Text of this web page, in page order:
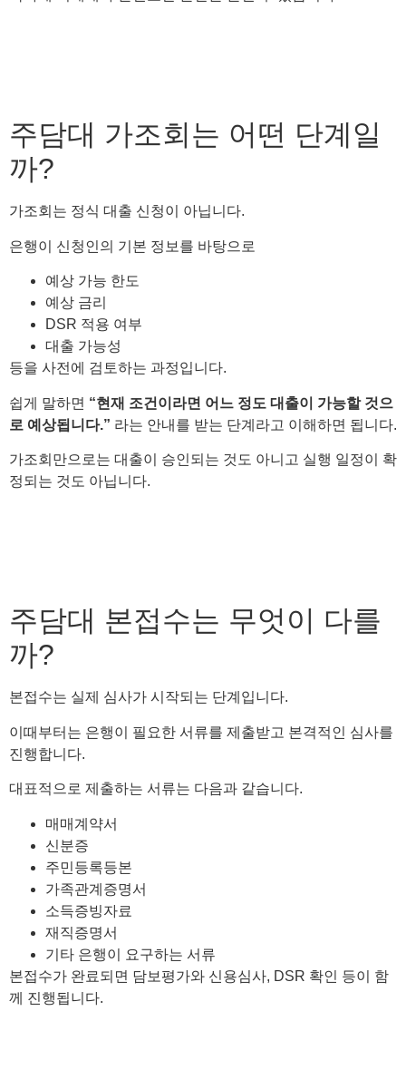
주담대 가조회는 어떤 단계일
까?
가조회는 정식 대출 신청이 아닙니다.
은행이 신청인의 기본 정보를 바탕으로
예상 가능 한도
예상 금리
DSR 적용 여부
대출 가능성
등을 사전에 검토하는 과정입니다.
쉽게 말하면 “현재 조건이라면 어느 정도 대출이 가능할 것으
로 예상됩니다.” 라는 안내를 받는 단계라고 이해하면 됩니다.
가조회만으로는 대출이 승인되는 것도 아니고 실행 일정이 확
정되는 것도 아닙니다.
주담대 본접수는 무엇이 다를
까?
본접수는 실제 심사가 시작되는 단계입니다.
이때부터는 은행이 필요한 서류를 제출받고 본격적인 심사를
진행합니다.
대표적으로 제출하는 서류는 다음과 같습니다.
매매계약서
신분증
주민등록등본
가족관계증명서
소득증빙자료
재직증명서
기타 은행이 요구하는 서류
본접수가 완료되면 담보평가와 신용심사, DSR 확인 등이 함
께 진행됩니다.